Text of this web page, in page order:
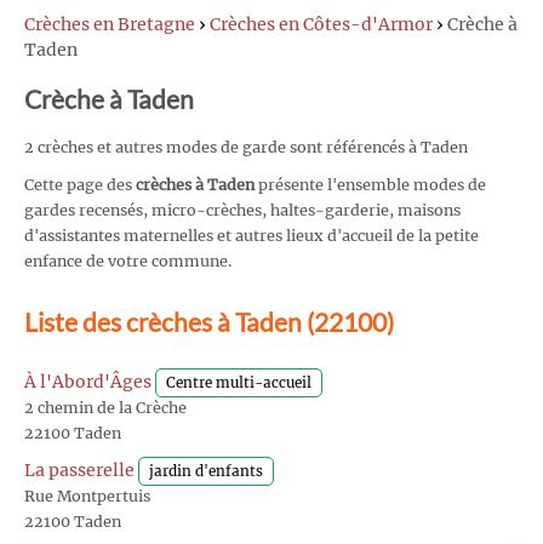
Crèches en Bretagne › Crèches en Côtes-d'Armor › Crèche à
Taden
Crèche à Taden
2 crèches et autres modes de garde sont référencés à Taden
Cette page des crèches à Taden présente l'ensemble modes de
gardes recensés, micro-crèches, haltes-garderie, maisons
d'assistantes maternelles et autres lieux d'accueil de la petite
enfance de votre commune.
Liste des crèches à Taden (22100)
À l'Abord'Âges Centre multi-accueil
2 chemin de la Crèche
22100 Taden
La passerelle jardin d'enfants
Rue Montpertuis
22100 Taden